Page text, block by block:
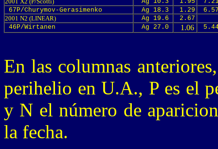
67P/Churymov-Gerasimenko
Ag 18.3 1.29
2001 N2 (LINEAR)
Ag 19.6
2.67
46P/Wirtanen
Ag 27.0 1.06
En las columnas
perihelio en U.A., P es el
y N el número de
la fecha.